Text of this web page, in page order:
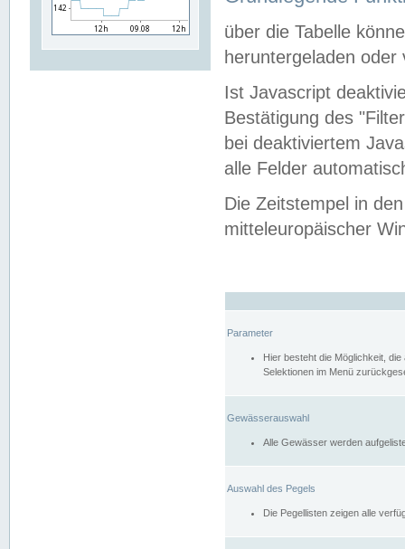
über die Tabelle
heruntergeladen oder
Ist Javascript
Bestätigung des
bei deaktiviertem
alle Felder
Die Zeitstempel in
mitteleuropäischer
Parameter
Hier besteht die Möglichkeit,
Selektionen im Menü
Gewässerauswahl
Alle Gewässer werden
Auswahl des Pegels
Die Pegellisten zeigen alle